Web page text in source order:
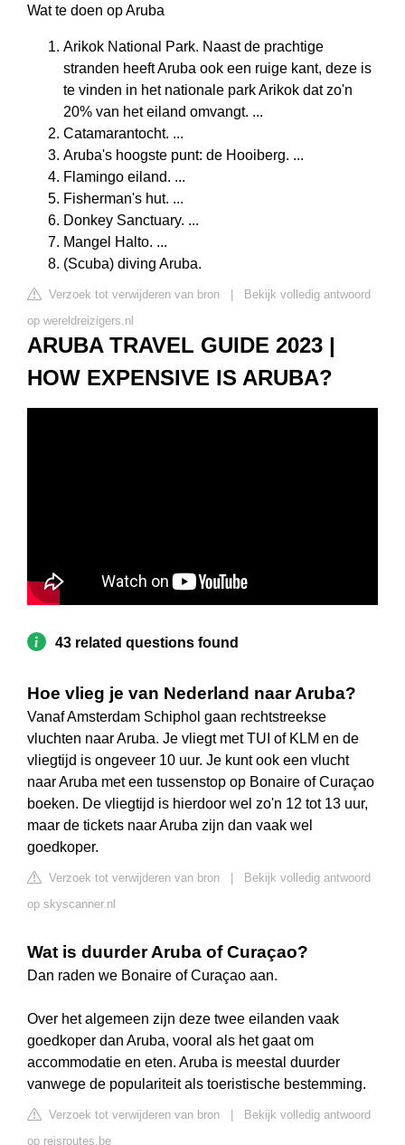
Wat te doen op Aruba
Arikok National Park. Naast de prachtige
stranden heeft Aruba ook een ruige kant, deze is
te vinden in het nationale park Arikok dat zo'n
20% van het eiland omvangt. ...
Catamarantocht. ...
Aruba's hoogste punt: de Hooiberg. ...
Flamingo eiland. ...
Fisherman's hut. ...
Donkey Sanctuary. ...
Mangel Halto. ...
(Scuba) diving Aruba.
Verzoek tot verwijderen van bron
Bekijk volledig antwoord
op wereldreizigers.nl
ARUBA TRAVEL GUIDE 2023 |
HOW EXPENSIVE IS ARUBA?
43 related questions found
Hoe vlieg je van Nederland naar Aruba?
Vanaf Amsterdam Schiphol gaan rechtstreekse
vluchten naar Aruba. Je vliegt met TUI of KLM en de
vliegtijd is ongeveer 10 uur. Je kunt ook een vlucht
naar Aruba met een tussenstop op Bonaire of Curaçao
boeken. De vliegtijd is hierdoor wel zo'n 12 tot 13 uur,
maar de tickets naar Aruba zijn dan vaak wel
goedkoper.
Verzoek tot verwijderen van bron
Bekijk volledig antwoord
op skyscanner.nl
Wat is duurder Aruba of Curaçao?
Dan raden we Bonaire of Curaçao aan.
Over het algemeen zijn deze twee eilanden vaak
goedkoper dan Aruba, vooral als het gaat om
accommodatie en eten. Aruba is meestal duurder
vanwege de populariteit als toeristische bestemming.
Verzoek tot verwijderen van bron
Bekijk volledig antwoord
op reisroutes.be